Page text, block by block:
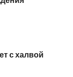
с халвой